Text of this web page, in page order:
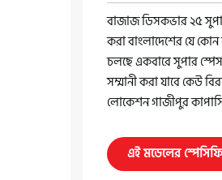
বাজাজ ডিসকভার ২৫
করা বাংলাদেশের যে
চলছে একবারে সুপার
সম্মানী করা যাবে কেউ
লোকেশন গাজীপুর
এই মডেলের